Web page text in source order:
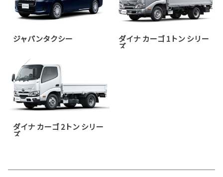
ジャパンタクシー ダイナ カーゴ 1トン シリー
ズ
ダイナ カーゴ 2トン シリー
ズ